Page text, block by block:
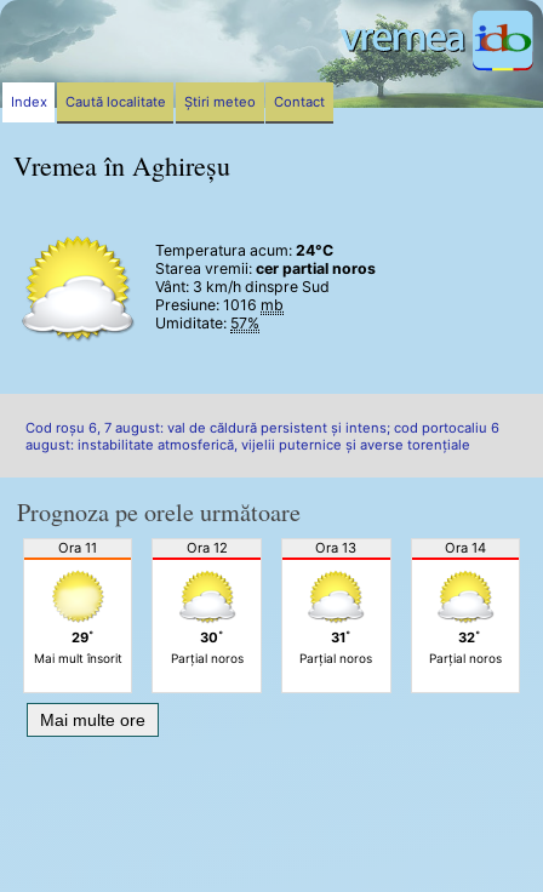
Vremea în Aghireșu
Temperatura acum: 24°C
Starea vremii: cer partial noros
Vânt: 3 km/h dinspre Sud
Presiune: 1016 mb
Umiditate: 57%
Cod roșu 6, 7 august: val de căldură persistent și intens; cod portocaliu 6
august: instabilitate atmosferică, vijelii puternice și averse torențiale
Prognoza pe orele următoare
Ora 11
29˚
Mai mult însorit
Ora 12
30˚
Parțial noros
Ora 13
31˚
Parțial noros
Ora 14
32˚
Parțial noros
Mai multe ore
Index Caută localitate Știri meteo Contact